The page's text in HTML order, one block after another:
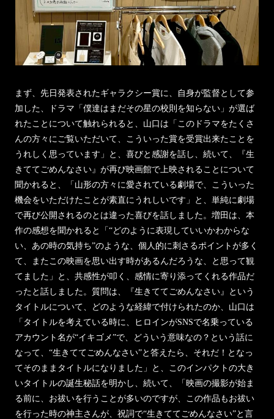
まず、先日発表されたギャラクシー賞に、自身が監督として参
加した、ドラマ「僕達はまだその星の校則を知らない」が選ば
れたことについて触れられると、山口は「このドラマをたくさ
んの方々にご覧いただいて、こういった賞を受賞出来たことを
うれしく思っています」と、喜びと感謝を話し、続いて、『生
きててごめんなさい』が再び映画館で上映されることについて
聞かれると、「山形の方々に愛されている劇場で、こういった
機会をいただけたことが素直にうれしいです」と、単純に劇場
で再び公開されるのとは違った喜びを話しました。増田は、本
作の感想を聞かれると「“どのように表現していいかわからな
い、あの時の気持ち”のような、個人的に刺さるポイントが多く
て、またこの映画を思い出す時があるんだろうな、と思って観
てました」と、共感性が叩く、感情に寄り添ってくれる作品だ
ったと話しました。質問は、『生きててごめんなさい』という
タイトルについて、どのような経緯で付けられたのか、山口は
「タイトルを考えている時に、ヒロインがSNSで名乗っている
アカウント名が“イキゴメ”で、どういう意味なの？という話に
なって、“生きててごめんなさい”と答えたら、それだ！となっ
てそのままタイトルになりました」と、このインパクトの大き
いタイトルの誕生秘話を明かし、続いて、「映画の撮影が始ま
る前に、お祓いを行うことが多いのですが、この作品もお祓い
を行った時の神主さんが、祝詞で“生きててごめんなさい”と言